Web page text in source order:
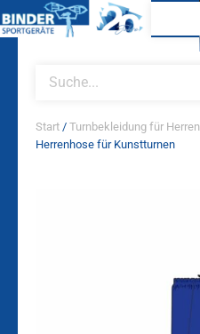
Inhalt
search
Start / Turnbekleidung für Herren
Herrenhose für Kunstturnen